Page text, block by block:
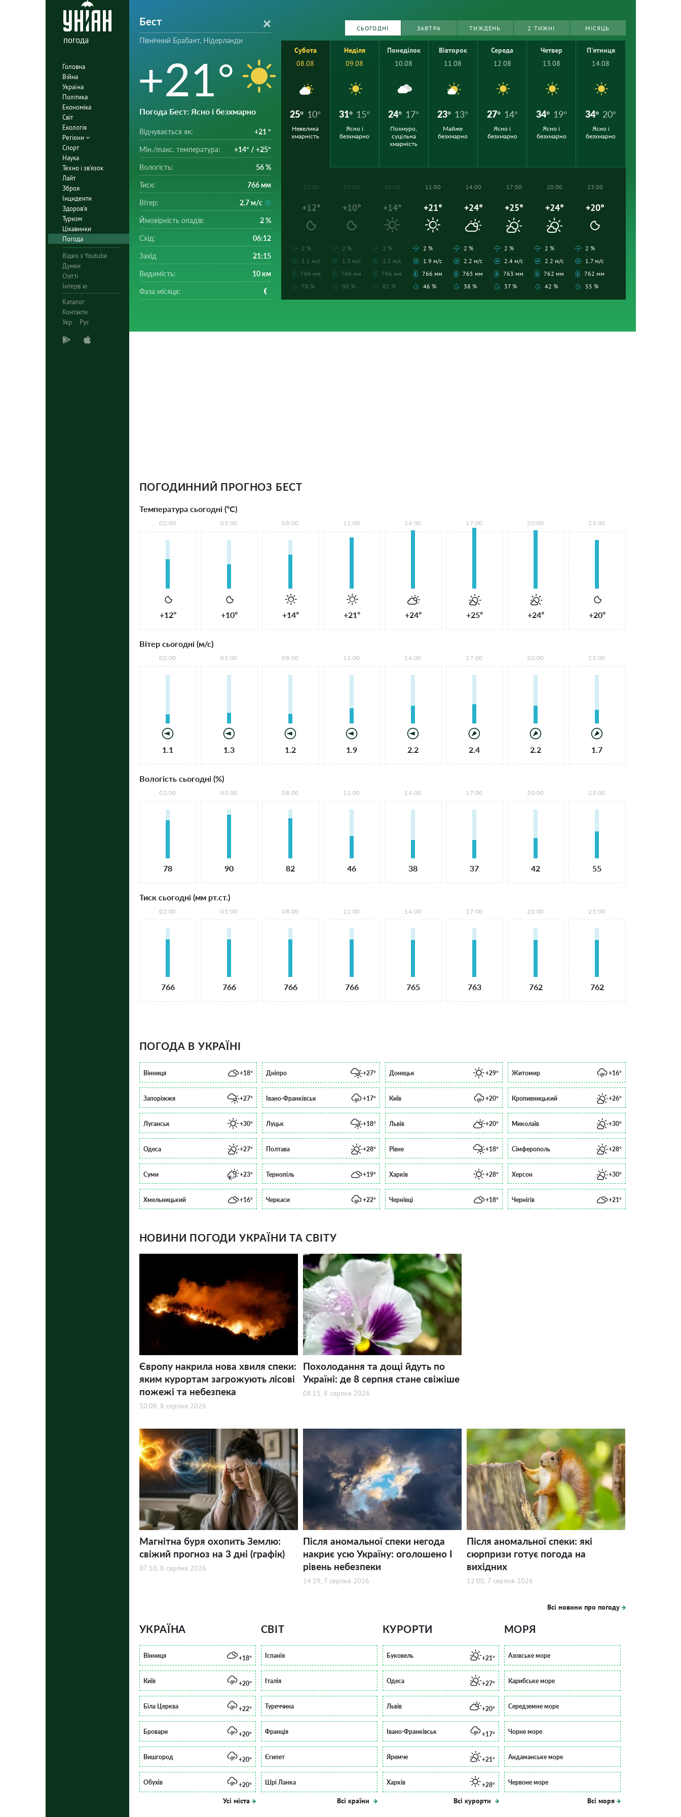
погода
Головна
Війна
Україна
Політика
Економіка
Світ
Екологія
Регіони
Спорт
Наука
Техно і зв'язок
Лайт
Зброя
Інциденти
Здоров'я
Туризм
Цікавинки
Погода
Відео з Youtube
Думки
Статті
Інтерв`ю
Каталог
Контакти
Укр
Рус
Бест
Північний Брабант, Нідерланди
+21°
Погода Бест: Ясно і безхмарно
Відчувається як: +21 °
Мін./mакс. температура: +14° / +25°
Вологість: 56 %
Тиск: 766 мм
Вітер: 2.7 м/с
Ймовірність опадів: 2 %
Схід: 06:12
Захід 21:15
Видимість: 10 км
Фаза місяця:
СЬОГОДНІ ЗАВТРА ТИЖДЕНЬ 2 ТИЖНІ МІСЯЦЬ
Субота
08.08
25° 10°
Невелика
хмарність
Неділя
09.08
31° 15°
Ясно і
безхмарно
Понеділок
10.08
24° 17°
Похмуро,
суцільна
хмарність
Вівторок
11.08
23° 13°
Майже
безхмарно
Середа
12.08
27° 14°
Ясно і
безхмарно
Четвер
13.08
34° 19°
Ясно і
безхмарно
П'ятниця
14.08
34° 20°
Ясно і
безхмарно
02:00
+12°
2 %
1.1 м/с
766 мм
78 %
05:00
+10°
2 %
1.3 м/с
766 мм
90 %
08:00
+14°
2 %
1.2 м/с
766 мм
82 %
11:00
+21°
2 %
1.9 м/с
766 мм
46 %
14:00
+24°
2 %
2.2 м/с
765 мм
38 %
17:00
+25°
2 %
2.4 м/с
763 мм
37 %
20:00
+24°
2 %
2.2 м/с
762 мм
42 %
23:00
+20°
2 %
1.7 м/с
762 мм
55 %
ПОГОДИННИЙ ПРОГНОЗ БЕСТ
Температура сьогодні (°С)
02:00
+12°
05:00
+10°
08:00
+14°
11:00
+21°
14:00
+24°
17:00
+25°
20:00
+24°
23:00
+20°
Вітер сьогодні (м/с)
02:00
1.1
05:00
1.3
08:00
1.2
11:00
1.9
14:00
2.2
17:00
2.4
20:00
2.2
23:00
1.7
Вологість сьогодні (%)
02:00
78
05:00
90
08:00
82
11:00
46
14:00
38
17:00
37
20:00
42
23:00
55
Тиск сьогодні (мм рт.ст.)
02:00
766
05:00
766
08:00
766
11:00
766
14:00
765
17:00
763
20:00
762
23:00
762
ПОГОДА В УКРАЇНІ
Вінниця +18° Дніпро +27° Донецьк +29° Житомир +16°
Запоріжжя +27° Івано-Франківськ +17° Київ +20° Кропивницький +26°
Луганськ +30° Луцьк +18° Львів +20° Миколаїв +30°
Одеса +27° Полтава +28° Рівне +18° Сімферополь +28°
Суми +23° Тернопіль +19° Харків +28° Херсон +30°
Хмельницький +16° Черкаси +22° Чернівці +18° Чернігів +21°
НОВИНИ ПОГОДИ УКРАЇНИ ТА СВІТУ
Європу накрила нова хвиля спеки:
яким курортам загрожують лісові
пожежі та небезпека
10:08, 8 серпня 2026
Похолодання та дощі йдуть по
Україні: де 8 серпня стане свіжіше
08:15, 8 серпня 2026
Магнітна буря охопить Землю:
свіжий прогноз на 3 дні (графік)
07:10, 8 серпня 2026
Після аномальної спеки негода
накриє усю Україну: оголошено І
рівень небезпеки
14:29, 7 серпня 2026
Після аномальної спеки: які
сюрпризи готує погода на
вихідних
12:00, 7 серпня 2026
Всі новини про погоду
УКРАЇНА
Вінниця +18°
Київ +20°
Біла Церква +22°
Бровари +20°
Вишгород +20°
Обухів +20°
Усі міста
СВІТ
Іспанія
Італія
Туреччина
Франція
Єгипет
Шрі Ланка
Всі країни
КУРОРТИ
Буковель +21°
Одеса +27°
Львів +20°
Івано-Франківськ +17°
Яремче +21°
Харків +28°
Всі курорти
МОРЯ
Азовське море
Карибське море
Середземне море
Чорне море
Андаманське море
Червоне море
Всі моря